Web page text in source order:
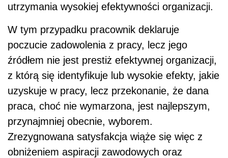
utrzymania wysokiej efektywności organizacji.
W tym przypadku pracownik deklaruje
poczucie zadowolenia z pracy, lecz jego
źródłem nie jest prestiż efektywnej organizacji,
z którą się identyfikuje lub wysokie efekty, jakie
uzyskuje w pracy, lecz przekonanie, że dana
praca, choć nie wymarzona, jest najlepszym,
przynajmniej obecnie, wyborem.
Zrezygnowana satysfakcja wiąże się więc z
obniżeniem aspiracji zawodowych oraz